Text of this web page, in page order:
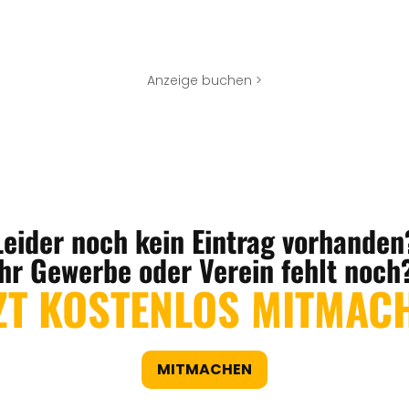
Anzeige buchen >
noch kein Eintrag
Gewerbe oder Verein fehlt
KOSTENLOS
MITMACHEN